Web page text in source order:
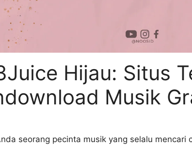
Hijau: Situs
Musik
seorang pecinta musik yang selalu mencari